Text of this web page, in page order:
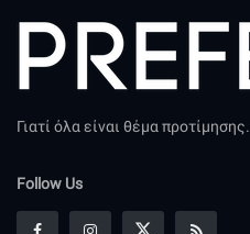
Γιατί όλα είναι θέμα προτίμησης.
Follow Us